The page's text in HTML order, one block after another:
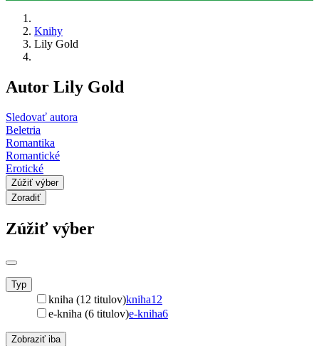
Knihy
Lily Gold
Autor Lily Gold
Sledovať autora
Beletria
Romantika
Romantické
Erotické
Zúžiť výber
Zoradiť
Zúžiť výber
Typ
kniha (12 titulov)kniha12
e-kniha (6 titulov)e-kniha6
Zobraziť iba